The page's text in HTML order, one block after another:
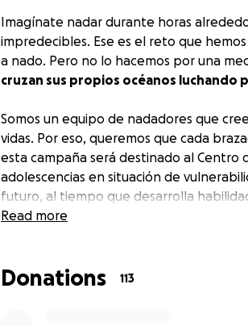
Imagínate nadar durante horas
impredecibles. Ese es el reto que
a nado. Pero no lo hacemos por una
cruzan sus propios océanos luchando
Somos un equipo de nadadores que
vidas. Por eso, queremos que cada
esta campaña será destinado al Centro
adolescencias en situación de
futuro, al tiempo que desarrolla
• Con tu ayuda, tenderemos un puente
Read more
Donations 113